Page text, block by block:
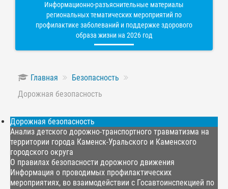
Информационно-разъяснительные материалы
региональных тематических мероприятий по
профилактике заболеваний и поддержке здорового
образа жизни на 2026 год
Главная
Безопасность
Дорожная безопасность
Дорожная безопасность
Анализ детского дорожно-транспортного травматизма на
территории города Каменск-Уральского и Каменского
городского округа
О правилах безопасности дорожного движения
Информация о проводимых профилактических
мероприятиях, во взаимодействии с Госавтоинспекцией по